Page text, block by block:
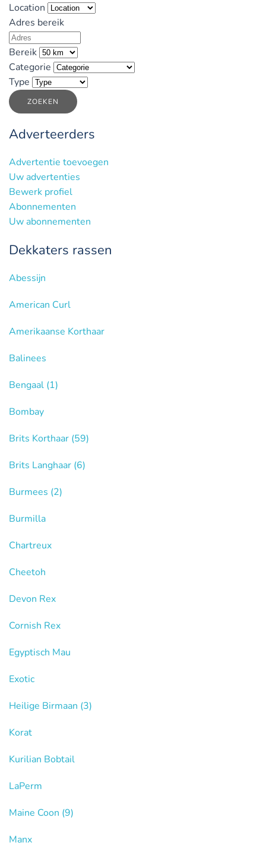
Location
Adres bereik
Bereik
Categorie
Type
ZOEKEN
Adverteerders
Advertentie toevoegen
Uw advertenties
Bewerk profiel
Abonnementen
Uw abonnementen
Dekkaters rassen
Abessijn
American Curl
Amerikaanse Korthaar
Balinees
Bengaal (1)
Bombay
Brits Korthaar (59)
Brits Langhaar (6)
Burmees (2)
Burmilla
Chartreux
Cheetoh
Devon Rex
Cornish Rex
Egyptisch Mau
Exotic
Heilige Birmaan (3)
Korat
Kurilian Bobtail
LaPerm
Maine Coon (9)
Manx